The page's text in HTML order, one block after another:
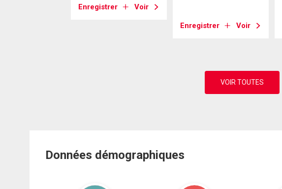
Enregistrer Voir
Enregistrer Voir
Données démographiques